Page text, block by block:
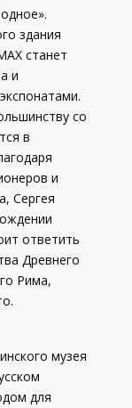
здания
станет
и
со
в
и
Сергея
ответить
Древнего
Рима,
музея
для